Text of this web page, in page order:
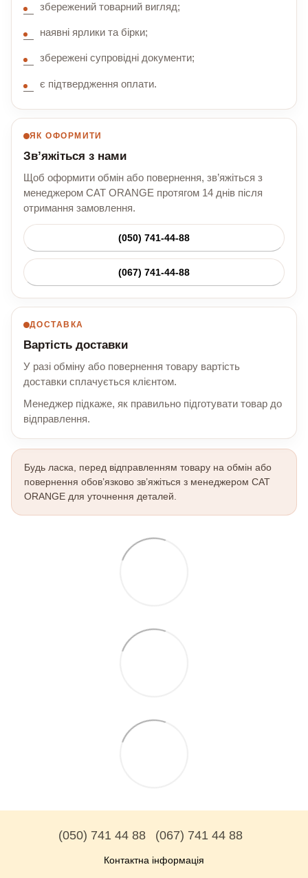
збережений товарний вигляд;
наявні ярлики та бірки;
збережені супровідні документи;
є підтвердження оплати.
ЯК ОФОРМИТИ
Зв’яжіться з нами
Щоб оформити обмін або повернення, зв’яжіться з
менеджером CAT ORANGE протягом 14 днів після
отримання замовлення.
(050) 741-44-88
(067) 741-44-88
ДОСТАВКА
Вартість доставки
У разі обміну або повернення товару вартість
доставки сплачується клієнтом.
Менеджер підкаже, як правильно підготувати товар до
відправлення.
Будь ласка, перед відправленням товару на обмін або
повернення обов’язково зв’яжіться з менеджером CAT
ORANGE для уточнення деталей.
(050) 741 44 88 (067) 741 44 88
Контактна інформація